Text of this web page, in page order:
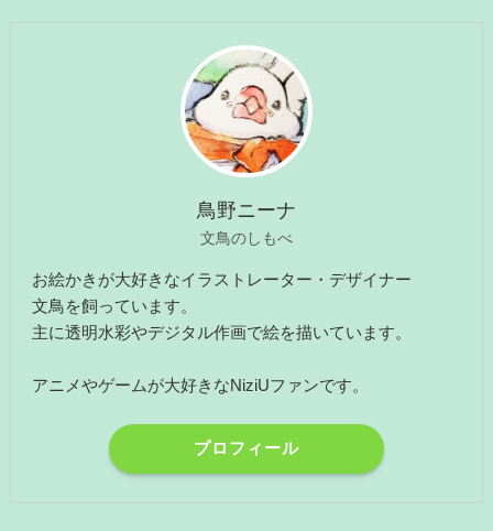
鳥野ニーナ
文鳥のしもべ
お絵かきが大好きなイラストレーター・デザイナー
文鳥を飼っています。
主に透明水彩やデジタル作画で絵を描いています。
アニメやゲームが大好きなNiziUファンです。
プロフィール